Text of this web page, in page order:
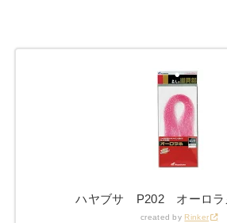
ハヤブサ P202 オーロ
created by Rinker